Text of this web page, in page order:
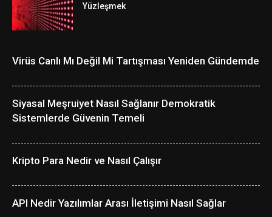
Yüzleşmek
Virüs Canlı Mı Değil Mi Tartışması Yeniden Gündemde
Siyasal Meşruiyet Nasıl Sağlanır Demokratik
Sistemlerde Güvenin Temeli
Kripto Para Nedir ve Nasıl Çalışır
API Nedir Yazılımlar Arası İletişimi Nasıl Sağlar